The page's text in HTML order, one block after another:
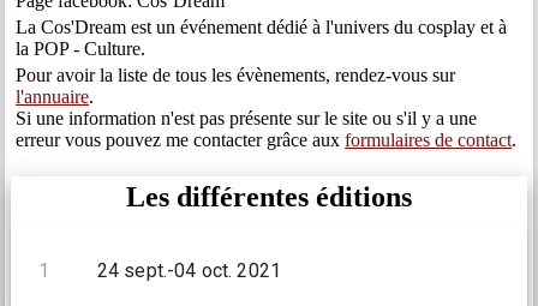
La Cos'Dream est un événement dédié à l'univers du cosplay et à
la POP - Culture.
Pour avoir la liste de tous les évènements, rendez-vous sur
l'annuaire.
Si une information n'est pas présente sur le site ou s'il y a une
erreur vous pouvez me contacter grâce auxformulaires de contact.
Les différentes éditions
1 24 sept.-04 oct. 2021